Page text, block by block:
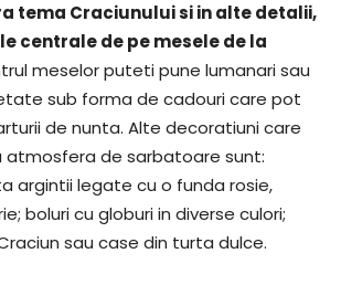
tema Craciunului si in alte detalii,
centrale de pe mesele de la
meselor puteti pune lumanari sau
sub forma de cadouri care pot
de nunta. Alte decoratiuni care
atmosfera de sarbatoare sunt:
argintii legate cu o funda rosie,
boluri cu globuri in diverse culori;
sau case din turta dulce.